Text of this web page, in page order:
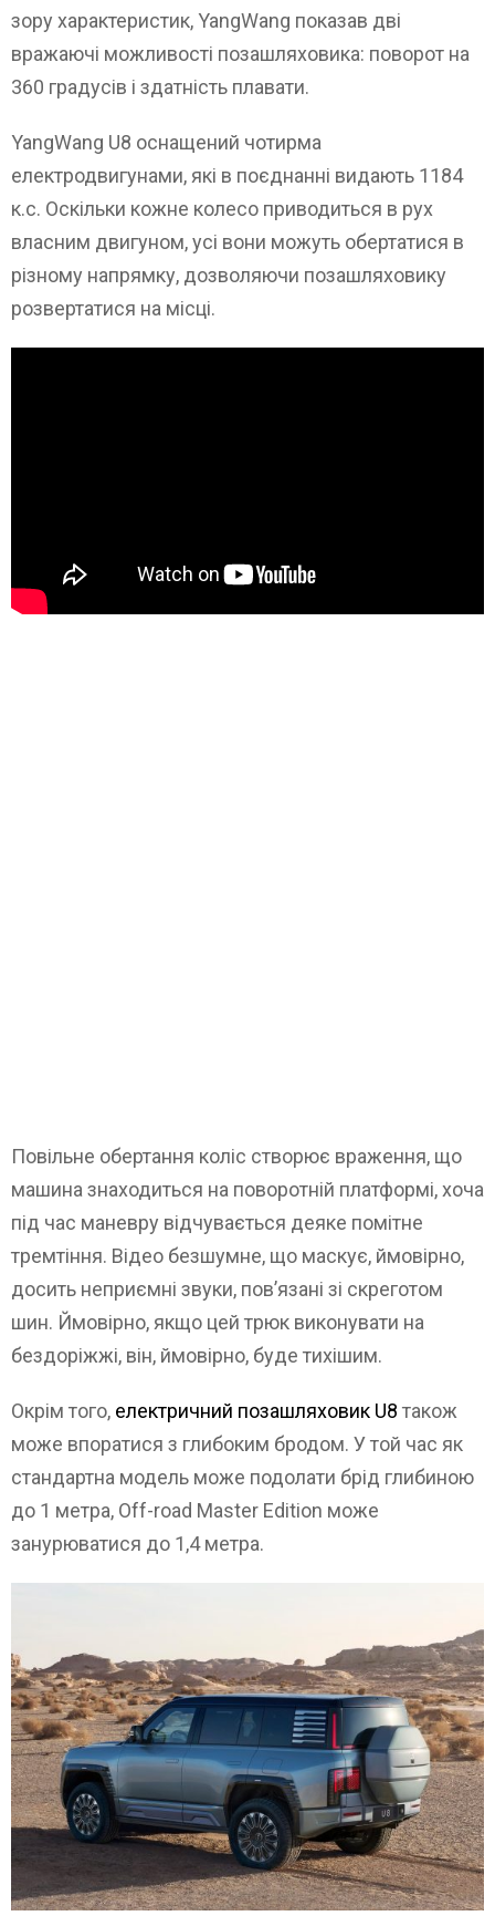
зору характеристик, YangWang показав дві
вражаючі можливості позашляховика: поворот на
360 градусів і здатність плавати.
YangWang U8 оснащений чотирма
електродвигунами, які в поєднанні видають 1184
к.с. Оскільки кожне колесо приводиться в рух
власним двигуном, усі вони можуть обертатися в
різному напрямку, дозволяючи позашляховику
розвертатися на місці.
Повільне обертання коліс створює враження, що
машина знаходиться на поворотній платформі, хоча
під час маневру відчувається деяке помітне
тремтіння. Відео безшумне, що маскує, ймовірно,
досить неприємні звуки, пов’язані зі скреготом
шин. Ймовірно, якщо цей трюк виконувати на
бездоріжжі, він, ймовірно, буде тихішим.
Окрім того, електричний позашляховик U8 також
може впоратися з глибоким бродом. У той час як
стандартна модель може подолати брід глибиною
до 1 метра, Off-road Master Edition може
занурюватися до 1,4 метра.